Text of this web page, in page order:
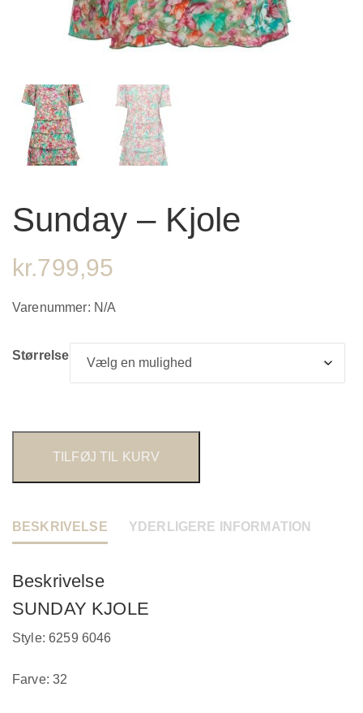
Sunday – Kjole
kr.799,95
Varenummer: N/A
Størrelse
TILFØJ TIL KURV
BESKRIVELSE YDERLIGERE INFORMATION
Beskrivelse
SUNDAY KJOLE
Style: 6259 6046
Farve: 32